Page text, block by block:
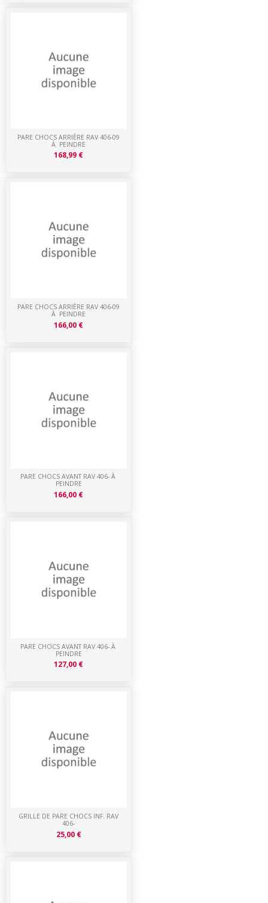
GRILLE DE PARE CHOCS INF. RAV
406-
25,00 €
PARE CHOCS AVANT RAV 406- À
PEINDRE
127,00 €
PARE CHOCS AVANT RAV 406- À
PEINDRE
166,00 €
PARE CHOCS ARRIÈRE RAV 406-09
À PEINDRE
166,00 €
PARE CHOCS ARRIÈRE RAV 406-09
À PEINDRE
168,99 €